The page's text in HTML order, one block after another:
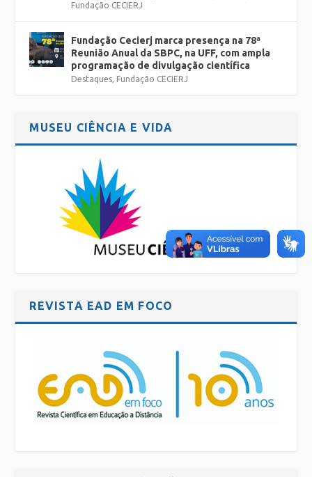
Fundação CECIERJ
Fundação Cecierj marca presença na 78ª
Reunião Anual da SBPC, na UFF, com ampla
programação de divulgação científica
Destaques, Fundação CECIERJ
MUSEU CIÊNCIA E VIDA
REVISTA EAD EM FOCO